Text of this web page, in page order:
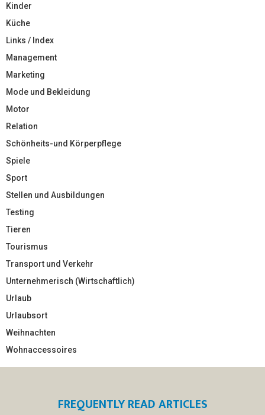
Kinder
Küche
Links / Index
Management
Marketing
Mode und Bekleidung
Motor
Relation
Schönheits-und Körperpflege
Spiele
Sport
Stellen und Ausbildungen
Testing
Tieren
Tourismus
Transport und Verkehr
Unternehmerisch (Wirtschaftlich)
Urlaub
Urlaubsort
Weihnachten
Wohnaccessoires
FREQUENTLY READ ARTICLES